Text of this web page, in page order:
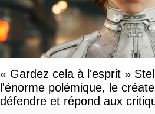
« Gardez cela à l'esprit »
l'énorme polémique, le
défendre et répond aux